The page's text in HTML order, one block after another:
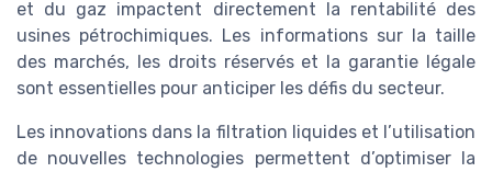
et du gaz impactent directement la rentabilité des
usines pétrochimiques. Les informations sur la taille
des marchés, les droits réservés et la garantie légale
sont essentielles pour anticiper les défis du secteur.
Les innovations dans la filtration liquides et l’utilisation
de nouvelles technologies permettent d’optimiser la